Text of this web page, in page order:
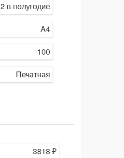
2 в полугодие
A4
100
Печатная
3818 ₽